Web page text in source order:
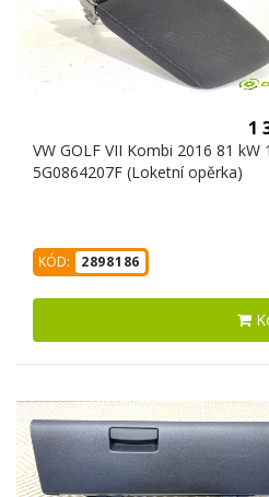
1
VW GOLF VII Kombi 2016 81
5G0864207F (Loketní opěrka)
KÓD: 2898186